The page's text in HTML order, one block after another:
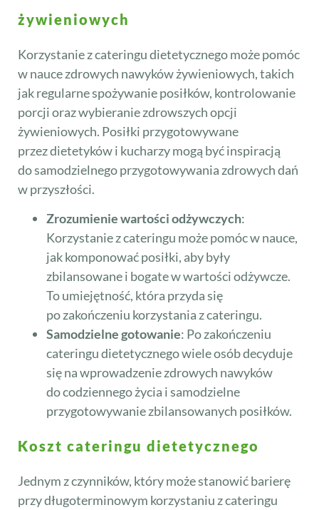
żywieniowych
Korzystanie z cateringu dietetycznego może pomóc
w nauce zdrowych nawyków żywieniowych, takich
jak regularne spożywanie posiłków, kontrolowanie
porcji oraz wybieranie zdrowszych opcji
żywieniowych. Posiłki przygotowywane
przez dietetyków i kucharzy mogą być inspiracją
do samodzielnego przygotowywania zdrowych dań
w przyszłości.
Zrozumienie wartości odżywczych:
Korzystanie z cateringu może pomóc w nauce,
jak komponować posiłki, aby były
zbilansowane i bogate w wartości odżywcze.
To umiejętność, która przyda się
po zakończeniu korzystania z cateringu.
Samodzielne gotowanie: Po zakończeniu
cateringu dietetycznego wiele osób decyduje
się na wprowadzenie zdrowych nawyków
do codziennego życia i samodzielne
przygotowywanie zbilansowanych posiłków.
Koszt cateringu dietetycznego
Jednym z czynników, który może stanowić barierę
przy długoterminowym korzystaniu z cateringu